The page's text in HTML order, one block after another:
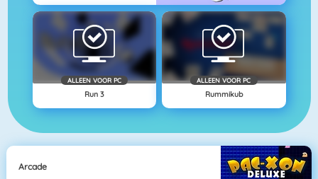
ALLEEN VOOR PC
Run 3
ALLEEN VOOR PC
Rummikub
Arcade